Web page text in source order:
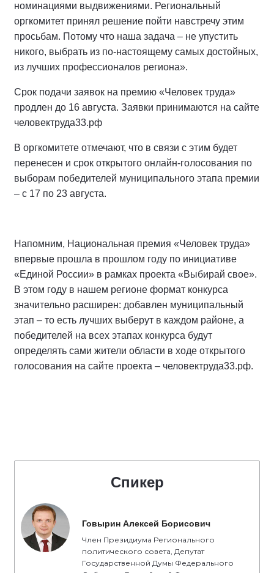
номинациями выдвижениями. Региональный
оргкомитет принял решение пойти навстречу этим
просьбам. Потому что наша задача – не упустить
никого, выбрать из по-настоящему самых достойных,
из лучших профессионалов региона».
Срок подачи заявок на премию «Человек труда»
продлен до 16 августа. Заявки принимаются на сайте
человектруда33.рф
В оргкомитете отмечают, что в связи с этим будет
перенесен и срок открытого онлайн-голосования по
выборам победителей муниципального этапа премии
– с 17 по 23 августа.
Напомним, Национальная премия «Человек труда»
впервые прошла в прошлом году по инициативе
«Единой России» в рамках проекта «Выбирай свое».
В этом году в нашем регионе формат конкурса
значительно расширен: добавлен муниципальный
этап – то есть лучших выберут в каждом районе, а
победителей на всех этапах конкурса будут
определять сами жители области в ходе открытого
голосования на сайте проекта – человектруда33.рф.
Спикер
Говырин Алексей Борисович
Член Президиума Регионального
политического совета, Депутат
Государственной Думы Федерального